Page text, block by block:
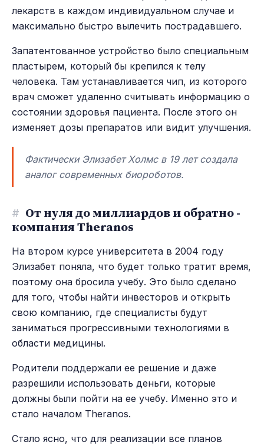
лекарств в каждом индивидуальном случае и
максимально быстро вылечить пострадавшего.
Запатентованное устройство было специальным
пластырем, который бы крепился к телу
человека. Там устанавливается чип, из которого
врач сможет удаленно считывать информацию о
состоянии здоровья пациента. После этого он
изменяет дозы препаратов или видит улучшения.
Фактически Элизабет Холмс в 19 лет создала
аналог современных биороботов.
# От нуля до миллиардов и обратно -
компания Theranos
На втором курсе университета в 2004 году
Элизабет поняла, что будет только тратит время,
поэтому она бросила учебу. Это было сделано
для того, чтобы найти инвесторов и открыть
свою компанию, где специалисты будут
заниматься прогрессивными технологиями в
области медицины.
Родители поддержали ее решение и даже
разрешили использовать деньги, которые
должны были пойти на ее учебу. Именно это и
стало началом Theranos.
Стало ясно, что для реализации все планов